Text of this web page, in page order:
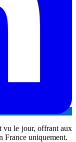
vu le jour, offrant aux
France uniquement.